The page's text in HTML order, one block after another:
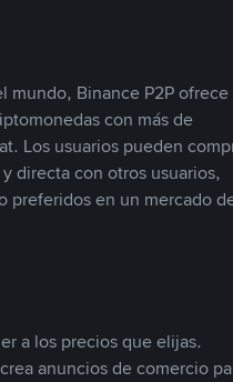
mundo, Binance P2P ofrece
con más de
Los usuarios pueden
directa con otros usuarios,
preferidos en un mercado
a los precios que elijas.
anuncios de comercio